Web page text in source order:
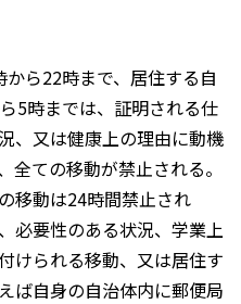
ら22時まで、居住する自
5時までは、証明される仕
、又は健康上の理由に動機
ての移動が禁止される。
移動は24時間禁止され
必要性のある状況、学業上
けられる移動、又は居住す
ば自身の自治体内に郵便局